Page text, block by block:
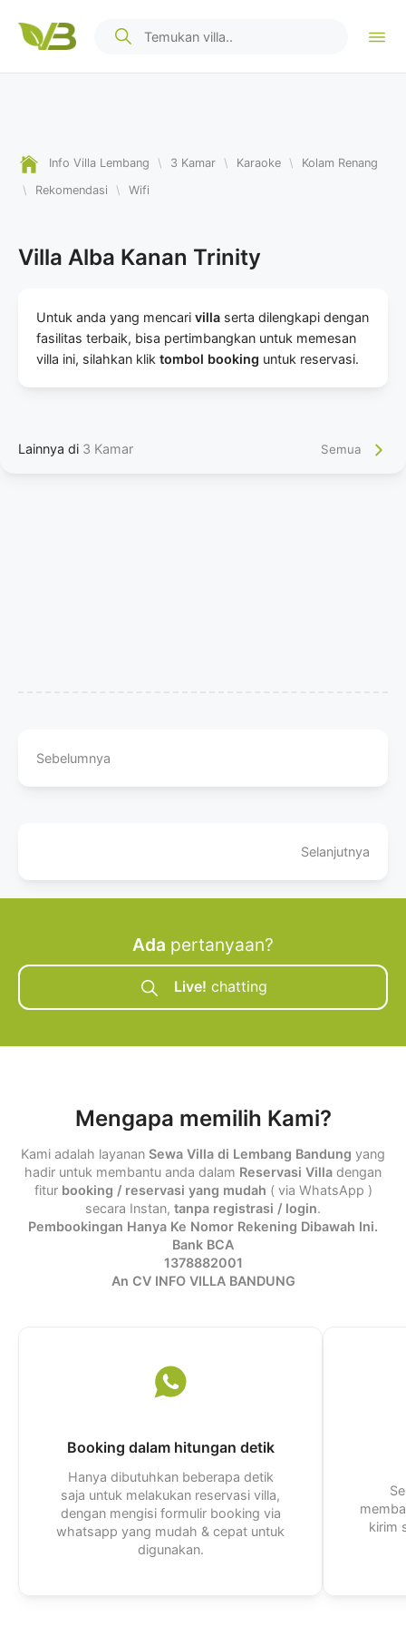
Info Villa Lembang \ 3 Kamar \ Karaoke \
Kolam Renang
\
Rekomendasi \ Wifi
Villa Alba Kanan Trinity
Untuk anda yang mencari villa serta dilengkapi dengan
fasilitas terbaik, bisa pertimbangkan untuk memesan
villa ini, silahkan klik tombol booking untuk reservasi.
Lainnya di 3 Kamar Semua
Sebelumnya
Selanjutnya
Ada pertanyaan?
Live! chatting
Mengapa memilih Kami?
Kami adalah layanan Sewa Villa di Lembang Bandung yang
hadir untuk membantu anda dalam Reservasi Villa dengan
fitur booking / reservasi yang mudah ( via WhatsApp )
secara Instan, tanpa registrasi / login.
Pembookingan Hanya Ke Nomor Rekening Dibawah Ini.
Bank BCA
1378882001
An CV INFO VILLA BANDUNG
Booking dalam hitungan detik
Hanya dibutuhkan beberapa detik
saja untuk melakukan reservasi villa,
dengan mengisi formulir booking via
whatsapp yang mudah & cepat untuk
digunakan.
kirim